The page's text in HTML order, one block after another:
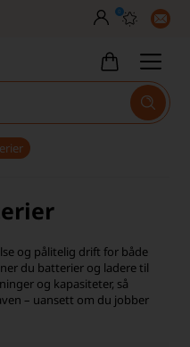
0
og pålitelig drift for både
du batterier og ladere til
og kapasiteter, så
– uansett om du jobber